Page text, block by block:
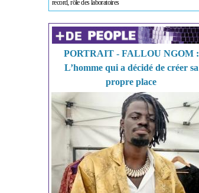
record, rôle des laboratoires
PORTRAIT - FALLOU NGOM :
L’homme qui a décidé de créer sa
propre place